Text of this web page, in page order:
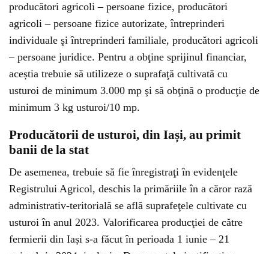
producători agricoli – persoane fizice, producători
agricoli – persoane fizice autorizate, întreprinderi
individuale şi întreprinderi familiale, producători agricoli
– persoane juridice. Pentru a obţine sprijinul financiar,
aceștia trebuie să utilizeze o suprafaţă cultivată cu
usturoi de minimum 3.000 mp şi să obţină o producţie de
minimum 3 kg usturoi/10 mp.
Producătorii de usturoi, din Iași, au primit
banii de la stat
De asemenea, trebuie să fie înregistraţi în evidenţele
Registrului Agricol, deschis la primăriile în a căror rază
administrativ-teritorială se află suprafeţele cultivate cu
usturoi în anul 2023. Valorificarea producţiei de către
fermierii din Iași s-a făcut în perioada 1 iunie – 21